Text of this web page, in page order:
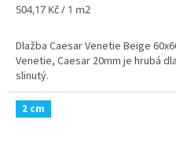
Měrná
504,17 Kč / 1 m2
Dlažba Caesar Venetie Beige
Venetie, Caesar 20mm je hrubá
slinutý.
2 cm